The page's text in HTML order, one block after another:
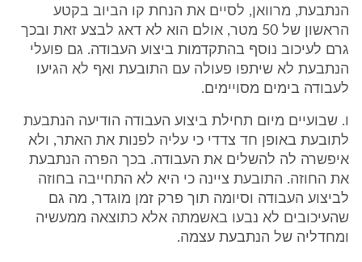
הנתבעת, מרוואן, לסיים את הנחת קו הביוב בקטע
הראשון של 50 מטר, אולם הוא לא דאג לבצע זאת ובכך
גרם לעיכוב נוסף בהתקדמות ביצוע העבודה. גם פועלי
הנתבעת לא שיתפו פעולה עם התובעת ואף לא הגיעו
לעבודה בימים מסויימים.
ו. שבועיים מיום תחילת ביצוע העבודה הודיעה הנתבעת
לתובעת באופן חד צדדי כי עליה לפנות את האתר, ולא
איפשרה לה להשלים את העבודה. בכך הפרה הנתבעת
את החוזה. התובעת ציינה כי היא לא התחייבה בחוזה
לביצוע העבודה וסיומה תוך פרק זמן מוגדר, מה גם
שהעיכובים לא נבעו באשמתה אלא כתוצאה ממעשיה
ומחדליה של הנתבעת עצמה.